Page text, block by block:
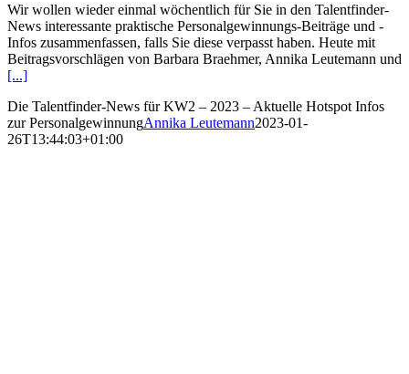
Wir wollen wieder einmal wöchentlich für Sie in den Talentfinder-
News interessante praktische Personalgewinnungs-Beiträge und -
Infos zusammenfassen, falls Sie diese verpasst haben. Heute mit
Beitragsvorschlägen von Barbara Braehmer, Annika Leutemann und
[...]
Die Talentfinder-News für KW2 – 2023 – Aktuelle Hotspot Infos
zur PersonalgewinnungAnnika Leutemann2023-01-
26T13:44:03+01:00